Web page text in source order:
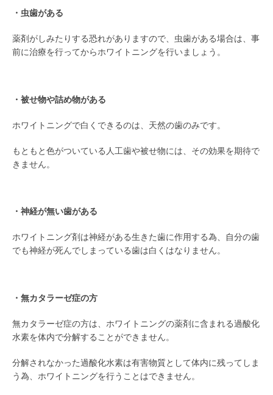
・虫歯がある
薬剤がしみたりする恐れがありますので、虫歯がある場合は、事
前に治療を行ってからホワイトニングを行いましょう。
・被せ物や詰め物がある
ホワイトニングで白くできるのは、天然の歯のみです。
もともと色がついている人工歯や被せ物には、その効果を期待で
きません。
・神経が無い歯がある
ホワイトニング剤は神経がある生きた歯に作用する為、自分の歯
でも神経が死んでしまっている歯は白くはなりません。
・無カタラーゼ症の方
無カタラーゼ症の方は、ホワイトニングの薬剤に含まれる過酸化
水素を体内で分解することができません。
分解されなかった過酸化水素は有害物質として体内に残ってしま
う為、ホワイトニングを行うことはできません。